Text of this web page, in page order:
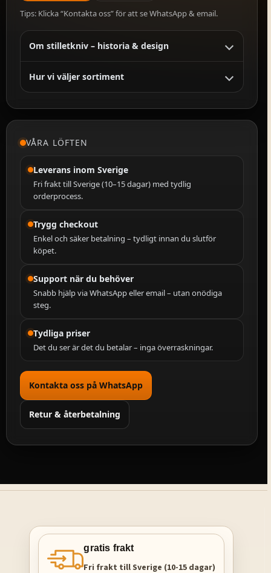
Tips: Klicka “Kontakta oss” för att se WhatsApp & email.
Om stilletkniv – historia & design
Hur vi väljer sortiment
VÅRA LÖFTEN
Leverans inom Sverige
Fri frakt till Sverige (10–15 dagar) med tydlig
orderprocess.
Trygg checkout
Enkel och säker betalning – tydligt innan du slutför
köpet.
Support när du behöver
Snabb hjälp via WhatsApp eller email – utan onödiga
steg.
Tydliga priser
Det du ser är det du betalar – inga överraskningar.
Kontakta oss på WhatsApp
Retur & återbetalning
gratis frakt
Fri frakt till Sverige (10-15 dagar)